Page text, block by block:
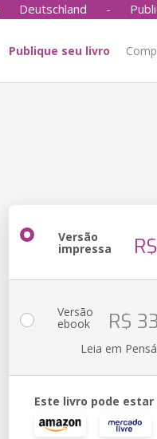
Deutschland -
Publique seu livro
Versão
impressa
Versão
ebook R$
Leia em
Este livro pode estar